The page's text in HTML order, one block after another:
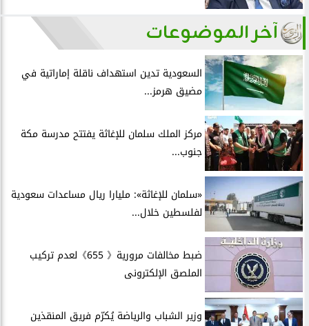
آخر الموضوعات
السعودية تدين استهداف ناقلة إماراتية في
مضيق هرمز...
مركز الملك سلمان للإغاثة يفتتح مدرسة مكة
جنوب...
«سلمان للإغاثة»: مليارا ريال مساعدات سعودية
لفلسطين خلال...
ضبط مخالفات مرورية《 655》لعدم تركيب
الملصق الإلكترونى
وزير الشباب والرياضة يُكرّم فريق المنقذين